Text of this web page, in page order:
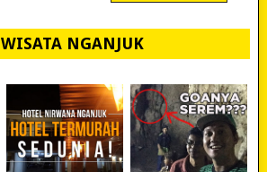
WISATA NGANJUK